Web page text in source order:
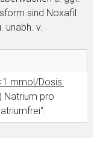
sind Noxafil
unabh. v.
mmol/Dosis:
Natrium pro